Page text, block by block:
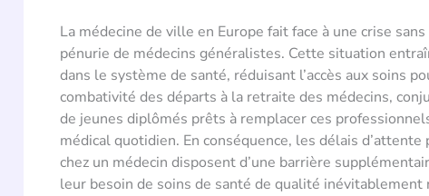
La médecine de ville en Europe fait face à une crise
pénurie de médecins généralistes. Cette situation
dans le système de santé, réduisant l’accès aux soins
combativité des départs à la retraite des médecins,
de jeunes diplômés prêts à remplacer ces
médical quotidien. En conséquence, les délais
chez un médecin disposent d’une barrière
leur besoin de soins de santé de qualité inévitablement